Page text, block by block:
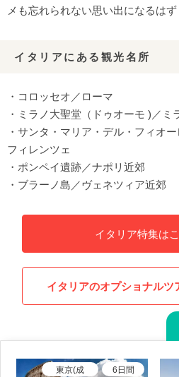
メも忘れられない思い出になるはず
イタリアにある観光名所
・コロッセオ／ローマ
・ミラノ大聖堂（ドゥオーモ )／ミ
・サンタ・マリア・デル・フィオ
フィレンツェ
・ポンペイ遺跡／ナポリ近郊
・ブラーノ島／ヴェネツィア近郊
イタリア特集は
イタリアのオプショナルツ
東京(成
6 日間